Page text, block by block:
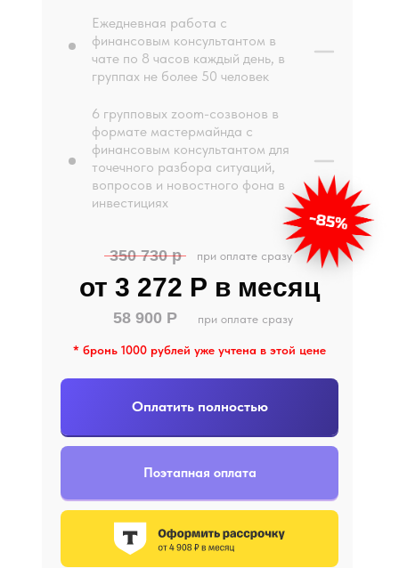
Поэтапная оплата
Оплатить полностью
6 групповых zoom-созвонов в
формате мастермайнда с
финансовым консультантом для
точечного разбора ситуаций,
вопросов и новостного фона в
инвестициях
Ежедневная работа с
финансовым консультантом в
чате по 8 часов каждый день, в
группах не более 50 человек
350 730 р при оплате сразу
58 900 Р при оплате сразу
от 3 272 Р в месяц
* бронь 1000 рублей уже учтена в этой цене